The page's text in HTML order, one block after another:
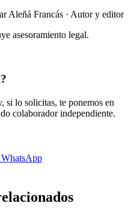
Aleñá Francás · Autor y editor
asesoramiento legal.
si lo solicitas, te ponemos en
colaborador independiente.
WhatsApp